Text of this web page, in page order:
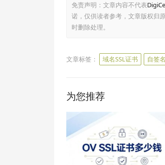
免责声明：文章内容不代表
诺，仅供读者参考，文章版权归
时删除处理。
文章标签： 域名SSL证书 自签
为您推荐